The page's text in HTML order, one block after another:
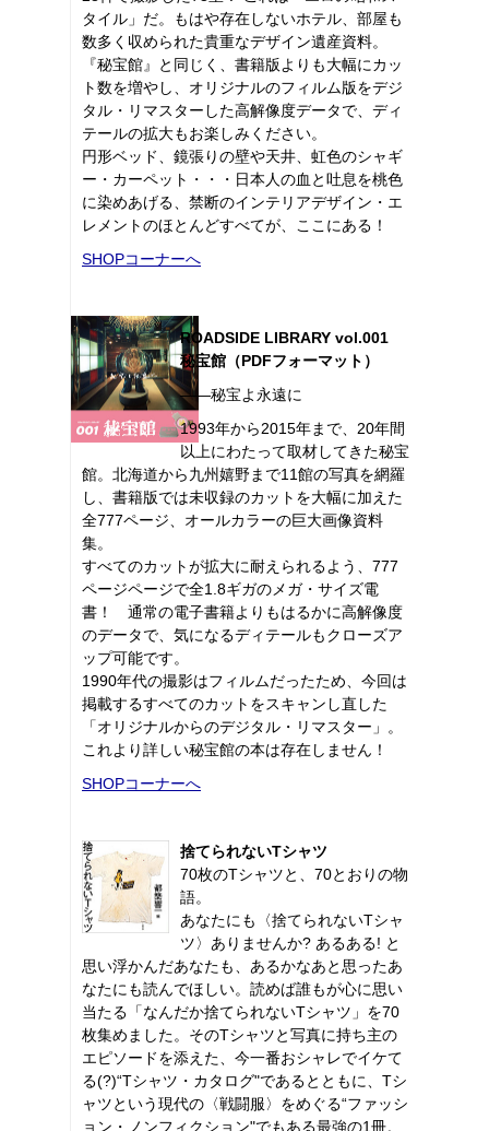
タイル」だ。もはや存在しないホテル、部屋も
数多く収められた貴重なデザイン遺産資料。
『秘宝館』と同じく、書籍版よりも大幅にカッ
ト数を増やし、オリジナルのフィルム版をデジ
タル・リマスターした高解像度データで、ディ
テールの拡大もお楽しみください。
円形ベッド、鏡張りの壁や天井、虹色のシャギ
ー・カーペット・・・日本人の血と吐息を桃色
に染めあげる、禁断のインテリアデザイン・エ
レメントのほとんどすべてが、ここにある！
SHOPコーナーへ
ROADSIDE LIBRARY vol.001
秘宝館（PDFフォーマット）
――秘宝よ永遠に
1993年から2015年まで、20年間
以上にわたって取材してきた秘宝
館。北海道から九州嬉野まで11館の写真を網羅
し、書籍版では未収録のカットを大幅に加えた
全777ページ、オールカラーの巨大画像資料
集。
すべてのカットが拡大に耐えられるよう、777
ページページで全1.8ギガのメガ・サイズ電
書！ 通常の電子書籍よりもはるかに高解像度
のデータで、気になるディテールもクローズア
ップ可能です。
1990年代の撮影はフィルムだったため、今回は
掲載するすべてのカットをスキャンし直した
「オリジナルからのデジタル・リマスター」。
これより詳しい秘宝館の本は存在しません！
SHOPコーナーへ
捨てられないTシャツ
70枚のTシャツと、70とおりの物
語。
あなたにも〈捨てられないTシャ
ツ〉ありませんか? あるある! と
思い浮かんだあなたも、あるかなあと思ったあ
なたにも読んでほしい。読めば誰もが心に思い
当たる「なんだか捨てられないTシャツ」を70
枚集めました。そのTシャツと写真に持ち主の
エピソードを添えた、今一番おシャレでイケて
る(?)“Tシャツ・カタログ"であるとともに、Tシ
ャツという現代の〈戦闘服〉をめぐる“ファッシ
ョン・ノンフィクション"でもある最強の1冊。